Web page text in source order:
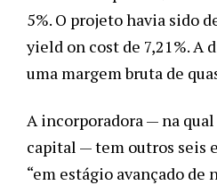
5%. O projeto havia sido
yield on cost de 7,21%. A
uma margem bruta de
A incorporadora — na
capital — tem outros seis
“em estágio avançado de